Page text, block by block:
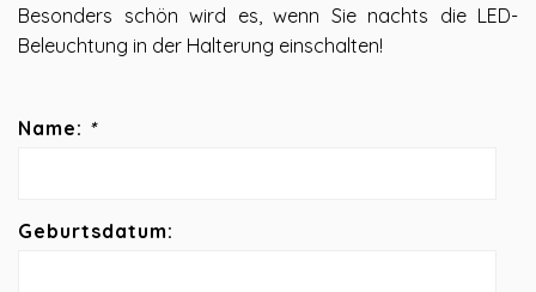
Besonders schön wird es, wenn Sie nachts die LED-
Beleuchtung in der Halterung einschalten!
Name: *
Geburtsdatum: